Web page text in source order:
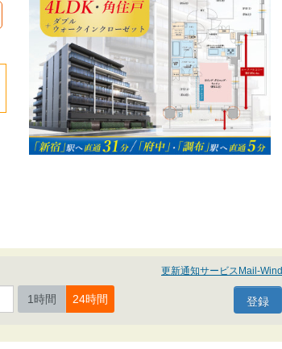
更新通知サービスMail-Wind
1時間 24時間